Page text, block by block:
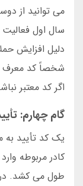
می توانید از
سال اول فعالیت
دلیل افزایش
شخصاً کد معرف
اگر کد معتبر
گام چهارم:
یک کد تأیید به